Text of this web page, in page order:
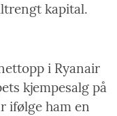
kapital.
i Ryanair
kjempesalg på
ifølge ham en